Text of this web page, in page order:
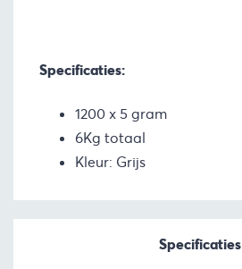
Specificaties:
1200 x 5 gram
6Kg totaal
Kleur: Grijs
Specificaties